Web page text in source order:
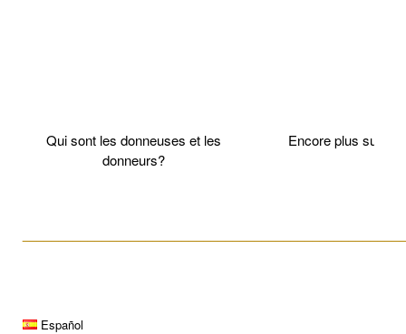
Qui sont les donneuses et les
donneurs?
Encore plus sur le
Español